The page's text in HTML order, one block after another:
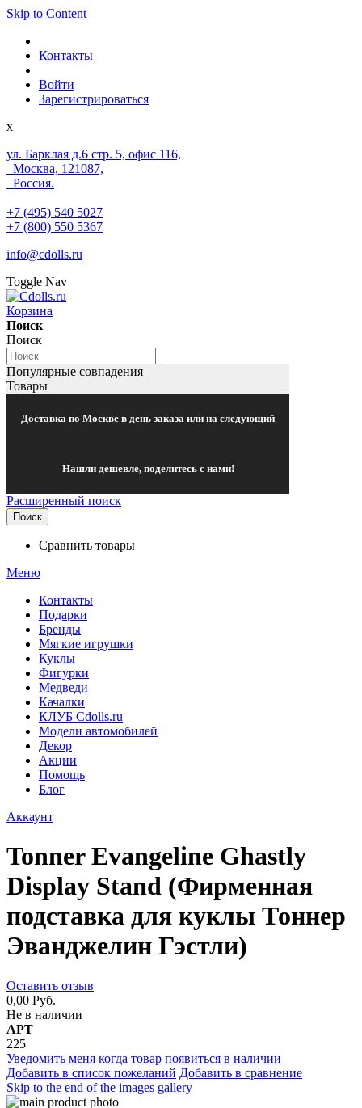
Skip to Content
Контакты
Войти
Зарегистрироваться
x
ул. Барклая д.6 стр. 5, офис 116,
Москва, 121087,
Россия.
+7 (495) 540 5027
+7 (800) 550 5367
info@cdolls.ru
Toggle Nav
Корзина
Поиск
Поиск
Популярные совпадения
Товары
Доставка по Москве в день заказа или на следующий
Нашли дешевле, поделитесь с нами!
Расширенный поиск
Поиск
Сравнить товары
Меню
Контакты
Подарки
Бренды
Мягкие игрушки
Куклы
Фигурки
Медведи
Качалки
КЛУБ Cdolls.ru
Модели автомобилей
Декор
Акции
Помощь
Блог
Аккаунт
Tonner Evangeline Ghastly
Display Stand (Фирменная
подставка для куклы Тоннер
Эванджелин Гэстли)
Оставить отзыв
0,00 Руб.
Не в наличии
АРТ
225
Уведомить меня когда товар появиться в наличии
Добавить в список пожеланий Добавить в сравнение
Skip to the end of the images gallery